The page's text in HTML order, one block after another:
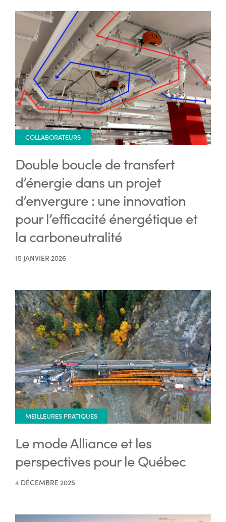
COLLABORATEURS
Double boucle de transfert
d’énergie dans un projet
d’envergure : une innovation
pour l’efficacité énergétique et
la carboneutralité
15 JANVIER 2026
MEILLEURES PRATIQUES
Le mode Alliance et les
perspectives pour le Québec
4 DÉCEMBRE 2025